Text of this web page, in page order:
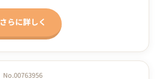
さらに詳しく
No.00763956